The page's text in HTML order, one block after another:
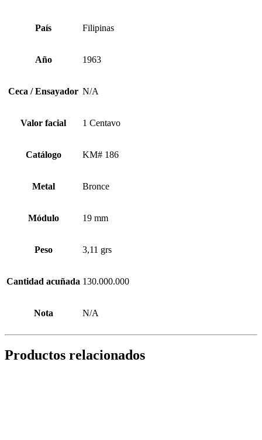
País Filipinas
Año 1963
Ceca / Ensayador N/A
Valor facial 1 Centavo
Catálogo KM# 186
Metal Bronce
Módulo 19 mm
Peso 3,11 grs
Cantidad acuñada 130.000.000
Nota N/A
Productos relacionados